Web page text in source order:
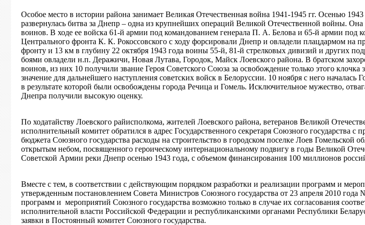
Особое место в истории района занимает Великая Отечественная война 1941-1945 гг. Осенью
развернулась битва за Днепр – одна из крупнейших операций Великой Отечественной войны.
воинов. В ходе ее войска 61-й армии под командованием генерала П. А. Белова и 65-й армии под
Центрального фронта К. К. Рокоссовского с ходу форсировали Днепр и овладели плацдармом на
фронту и 13 км в глубину 22 октября 1943 года воины 55-й, 81-й стрелковых дивизий и других
боями овладели н.п. Деражичи, Новая Лутава, Городок, Майск Лоевского района. В братском
воинов, из них 10 получили звание Героя Советского Союза за освобождение только этого
значение для дальнейшего наступления советских войск в Белоруссии. 10 ноября с него началась
в результате которой были освобождены города Речица и Гомель. Исключительное мужество,
Днепра получили высокую оценку.
По ходатайству Лоевского райисполкома, жителей Лоевского района, ветеранов Великой
исполнительный комитет обратился в адрес Государственного секретаря Союзного государства с
бюджета Союзного государства расходы на строительство в городском поселке Лоев Гомельской
открытым небом, посвященного героическому интернациональному подвигу в годы Великой
Советской Армии реки Днепр осенью 1943 года, с объемом финансирования 100 миллионов
Вместе с тем, в соответствии с действующим порядком разработки и реализации программ и
утвержденным постановлением Совета Министров Союзного государства от 23 апреля 2010
программ и мероприятий Союзного государства возможно только в случае их согласования
исполнительной власти Российской Федерации и республиканскими органами Республики
заявки в Постоянный комитет Союзного государства.